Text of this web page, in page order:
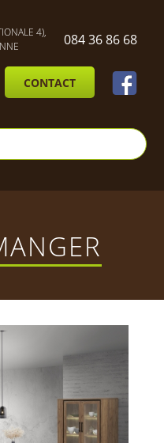
4),
084 36 86 68
CONTACT